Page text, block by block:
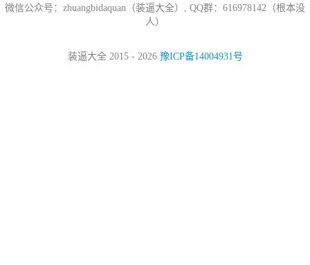
微信公众号：zhuangbidaquan（装逼大全）, QQ群：616978142（根本没
人）
装逼大全 2015 - 2026 豫ICP备14004931号